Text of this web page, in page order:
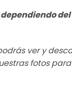
ver y
fotos